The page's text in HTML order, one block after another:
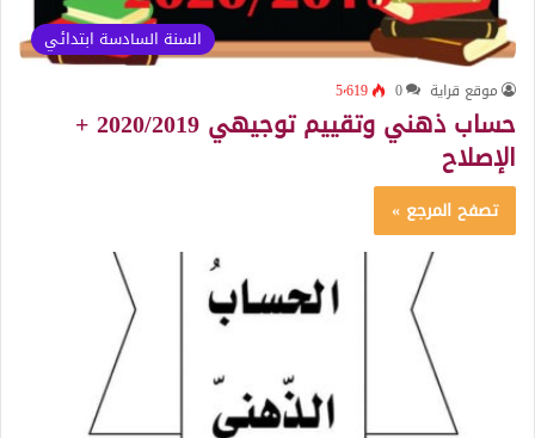
السنة السادسة ابتدائي
موقع قراية 0 5٬619
حساب ذهني وتقييم توجيهي 2020/2019 +
الإصلاح
تصفح المرجع »